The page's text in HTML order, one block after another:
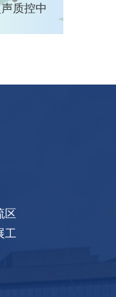
质控中
区
工